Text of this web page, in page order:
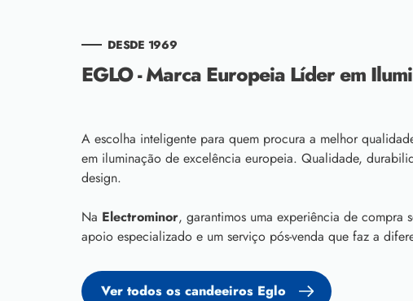
DESDE 1969
EGLO - Marca Europeia Líder em
A escolha inteligente para quem procura a melhor
em iluminação de excelência europeia. Qualidade,
design.
Na Electrominor, garantimos uma experiência de compra
apoio especializado e um serviço pós-venda que faz a
Ver todos os candeeiros Eglo